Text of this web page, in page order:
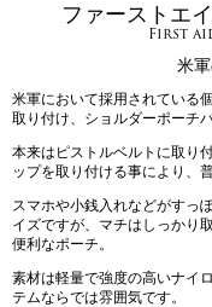
ファーストエ
First
米
米軍において採用されている
取り付け、ショルダーポーチ
本来はピストルベルトに取り
ップを取り付ける事により、
スマホや小銭入れなどがすっ
イズですが、マチはしっかり
便利なポーチ。
素材は軽量で強度の高いナイ
テムならでは雰囲気です。